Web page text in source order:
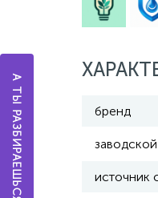
бренд
источник